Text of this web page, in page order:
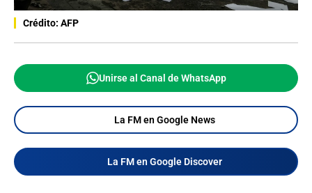
Crédito: AFP
Unirse al Canal de WhatsApp
La FM en Google News
La FM en Google Discover